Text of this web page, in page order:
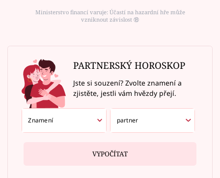
Ministerstvo financí varuje: Účastí na hazardní hře může
vzniknout závislost ⑱
PARTNERSKÝ HOROSKOP
Jste si souzení? Zvolte znamení a
zjistěte, jestli vám hvězdy přejí.
VYPOČÍTAT